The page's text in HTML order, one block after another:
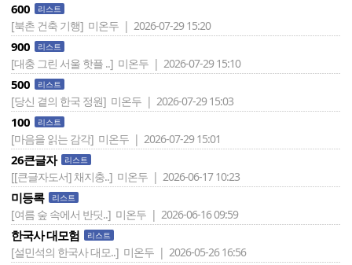
600 리스트
[북촌 건축 기행] 미온두 | 2026-07-29 15:20
900 리스트
[대충 그린 서울 핫플 ..] 미온두 | 2026-07-29 15:10
500 리스트
[당신 곁의 한국 정원] 미온두 | 2026-07-29 15:03
100 리스트
[마음을 읽는 감각] 미온두 | 2026-07-29 15:01
26큰글자 리스트
[[큰글자도서] 채지충..] 미온두 | 2026-06-17 10:23
미등록 리스트
[여름 숲 속에서 반딧..] 미온두 | 2026-06-16 09:59
한국사 대모험 리스트
[설민석의 한국사 대모..] 미온두 | 2026-05-26 16:56